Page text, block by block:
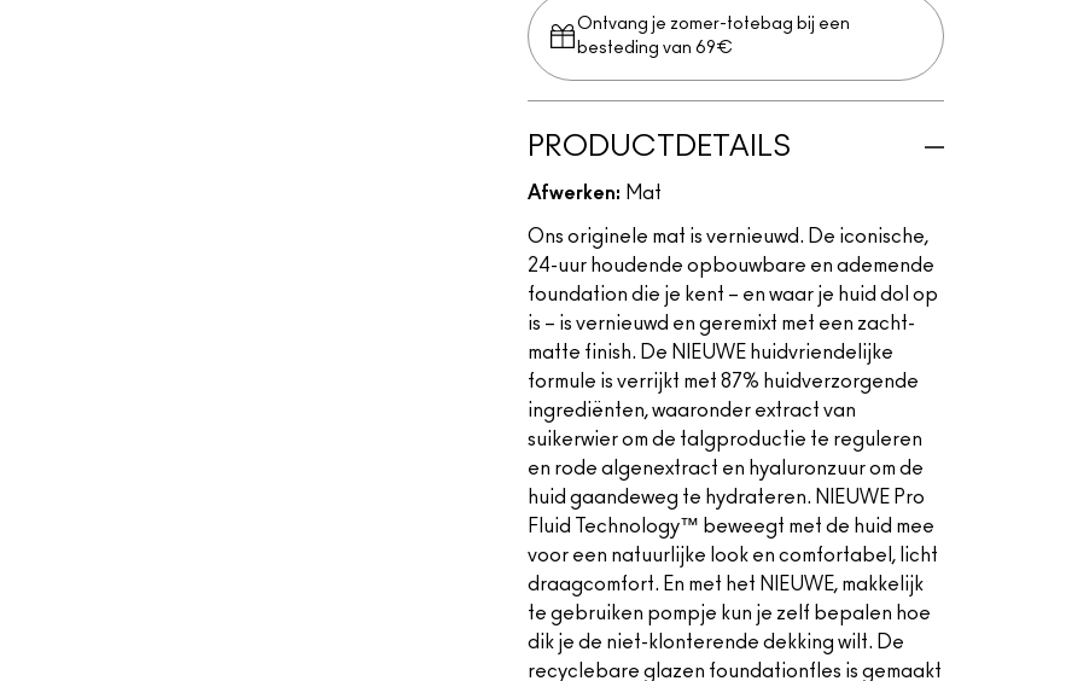
Ontvang je zomer-totebag bij een
besteding van 69€
PRODUCTDETAILS
Afwerken: Mat
Ons originele mat is vernieuwd. De iconische,
24-uur houdende opbouwbare en ademende
foundation die je kent – en waar je huid dol op
is – is vernieuwd en geremixt met een zacht-
matte finish. De NIEUWE huidvriendelijke
formule is verrijkt met 87% huidverzorgende
ingrediënten, waaronder extract van
suikerwier om de talgproductie te reguleren
en rode algenextract en hyaluronzuur om de
huid gaandeweg te hydrateren. NIEUWE Pro
Fluid Technology™ beweegt met de huid mee
voor een natuurlijke look en comfortabel, licht
draagcomfort. En met het NIEUWE, makkelijk
te gebruiken pompje kun je zelf bepalen hoe
dik je de niet-klonterende dekking wilt. De
recyclebare glazen foundationfles is gemaakt